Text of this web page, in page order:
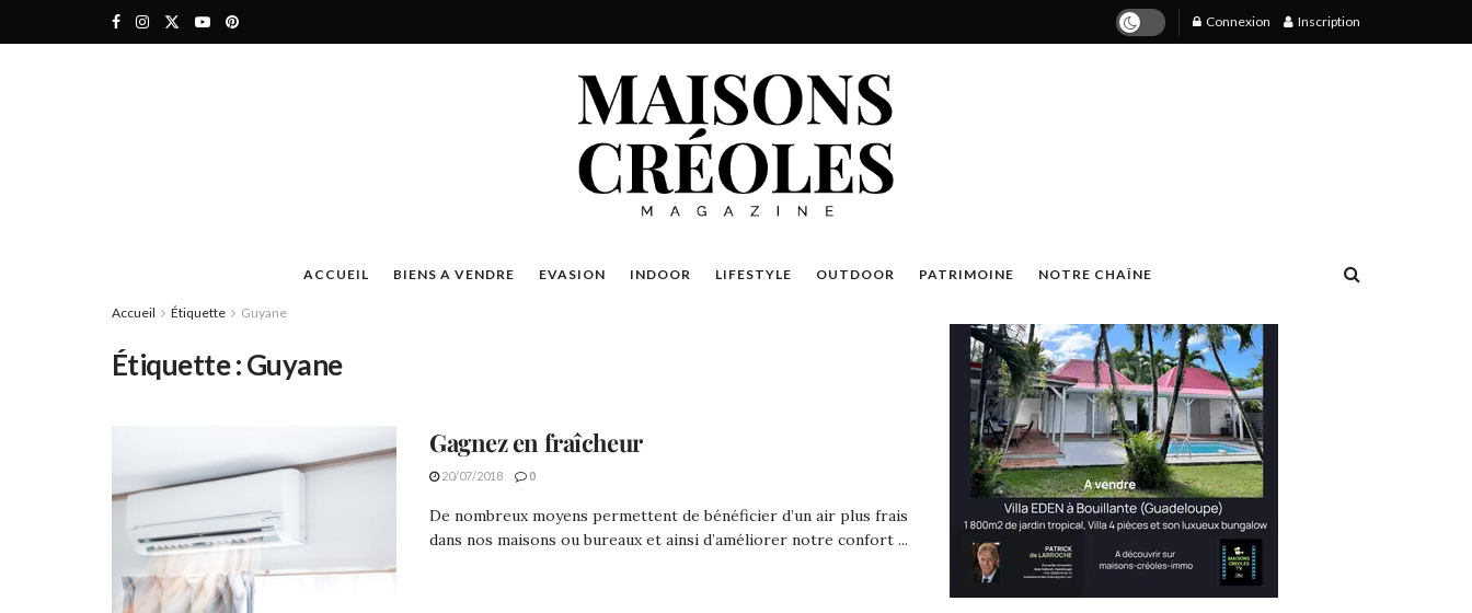
Connexion Inscription
ACCUEIL BIENS A VENDRE EVASION INDOOR LIFESTYLE OUTDOOR PATRIMOINE NOTRE CHAÎNE
Accueil Étiquette Guyane
Étiquette :Guyane
Gagnez en fraîcheur
20/07/2018 0
De nombreux moyens permettent de bénéficier d’un air plus frais
dans nos maisons ou bureaux et ainsi d’améliorer notre confort ...